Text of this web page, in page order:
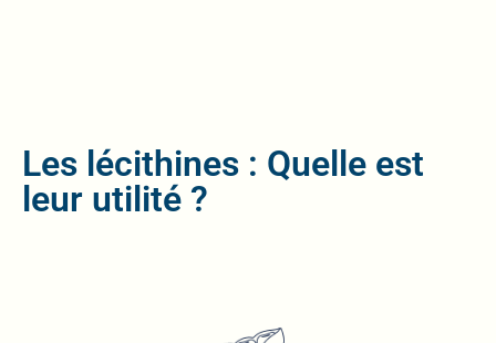
Les lécithines : Quelle est
leur utilité ?